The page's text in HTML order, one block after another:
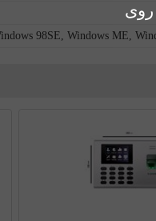
98SE, Windows ME,